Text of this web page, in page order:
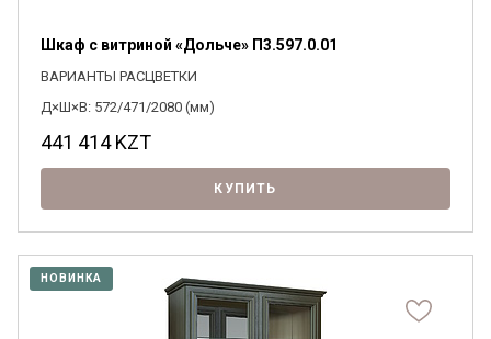
Шкаф с витриной «Дольче» П3.597.0.01
ВАРИАНТЫ РАСЦВЕТКИ
Д×Ш×В: 572/471/2080 (мм)
441 414KZT
КУПИТЬ
НОВИНКА